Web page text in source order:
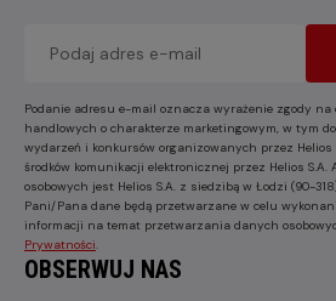
Podanie adresu e-mail oznacza wyrażenie zgody
handlowych o charakterze marketingowym, w tym
wydarzeń i konkursów organizowanych przez Helios
środków komunikacji elektronicznej przez Helios
osobowych jest Helios S.A. z siedzibą w Łodzi (90-
Pani/Pana dane będą przetwarzane w celu
informacji na temat przetwarzania danych
Prywatności
OBSERWUJ NAS